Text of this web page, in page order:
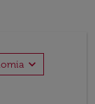
expand_more